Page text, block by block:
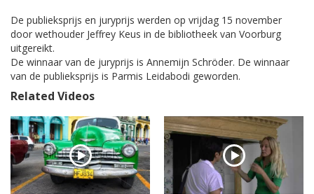
De publieksprijs en juryprijs werden op vrijdag 15 november
door wethouder Jeffrey Keus in de bibliotheek van Voorburg
uitgereikt.
De winnaar van de juryprijs is Annemijn Schröder. De winnaar
van de publieksprijs is Parmis Leidabodi geworden.
Related Videos